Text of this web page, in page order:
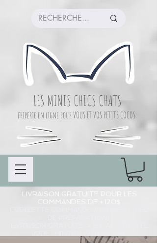
LES MINIS CHICS CHATS
friperie en ligne pour VOUS ET VOS PETITS COCOS
LIVRAISON GRATUITE POUR LES